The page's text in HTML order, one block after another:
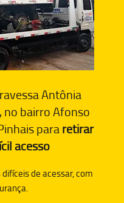
Antônia
no bairro Afonso
pararetirar
acesso
de acessar, com